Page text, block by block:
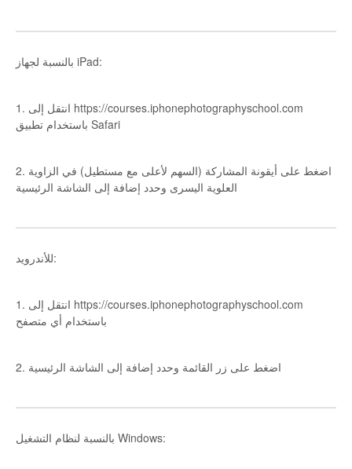
بالنسبة لجهاز iPad:
1. انتقل إلى https://courses.iphonephotographyschool.com
باستخدام تطبيق Safari
2. اضغط على أيقونة المشاركة (السهم لأعلى مع مستطيل) في الزاوية
العلوية اليسرى وحدد إضافة إلى الشاشة الرئيسية
للأندرويد:
1. انتقل إلى https://courses.iphonephotographyschool.com
باستخدام أي متصفح
2. اضغط على زر القائمة وحدد إضافة إلى الشاشة الرئيسية
بالنسبة لنظام التشغيل Windows: